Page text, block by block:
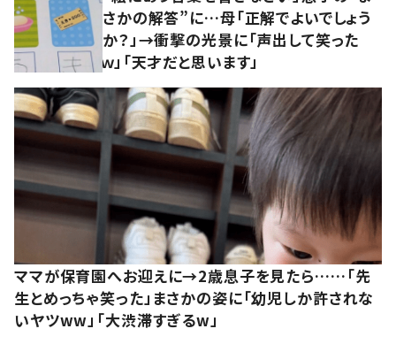
さかの解答”に…母「正解でよいでしょう
か？」→衝撃の光景に「声出して笑った
ｗ」「天才だと思います」
ママが保育園へお迎えに→2歳息子を見たら……「先
生とめっちゃ笑った」まさかの姿に「幼児しか許されな
いヤツww」「大渋滞すぎるw」